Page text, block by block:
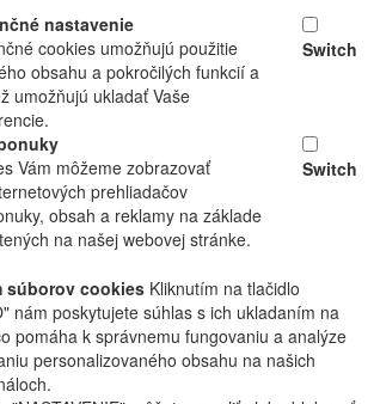
nastavenie
cookies umožňujú použitie
obsahu a pokročilých funkcií a
umožňujú ukladať Vaše
Switch
Vám môžeme zobrazovať
prehliadačov
obsah a reklamy na základe
na našej webovej stránke.
Switch
súborov cookies Kliknutím na tlačidlo
nám poskytujete súhlas s ich ukladaním na
pomáha k správnemu fungovaniu a analýze
personalizovaného obsahu na našich